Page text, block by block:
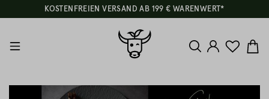
KOSTENFREIEN VERSAND AB 199 € WARENWERT*